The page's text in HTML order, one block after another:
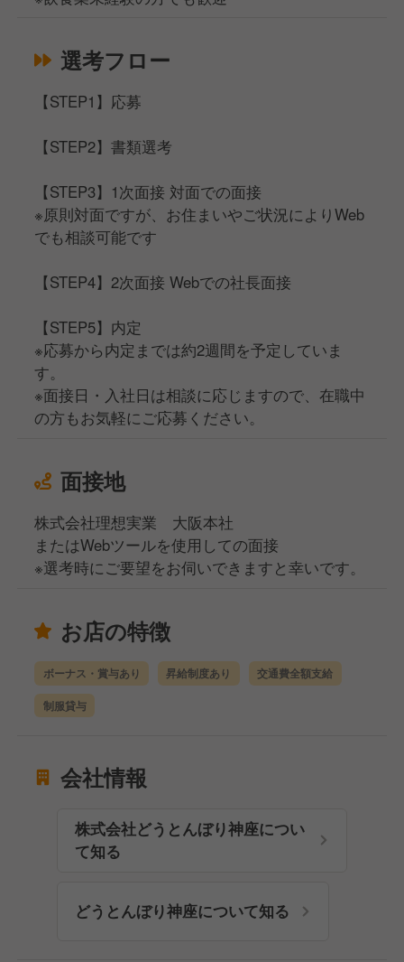
選考フロー
【STEP1】応募
【STEP2】書類選考
【STEP3】1次面接 対面での面接
※原則対面ですが、お住まいやご状況によりWeb
でも相談可能です
【STEP4】2次面接 Webでの社長面接
【STEP5】内定
※応募から内定までは約2週間を予定していま
す。
※面接日・入社日は相談に応じますので、在職中
の方もお気軽にご応募ください。
面接地
株式会社理想実業 大阪本社
またはWebツールを使用しての面接
※選考時にご要望をお伺いできますと幸いです。
お店の特徴
ボーナス・賞与あり 昇給制度あり 交通費全額支給
制服貸与
会社情報
株式会社どうとんぼり神座につい
て知る
どうとんぼり神座について知る